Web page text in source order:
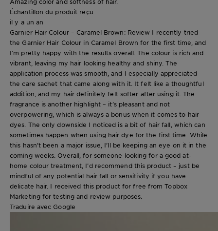
Échantillon du produit reçu
il y a un an
Garnier Hair Colour – Caramel Brown: Review I recently tried
the Garnier Hair Colour in Caramel Brown for the first time, and
I’m pretty happy with the results overall. The colour is rich and
vibrant, leaving my hair looking healthy and shiny. The
application process was smooth, and I especially appreciated
the care sachet that came along with it. It felt like a thoughtful
addition, and my hair definitely felt softer after using it. The
fragrance is another highlight – it’s pleasant and not
overpowering, which is always a bonus when it comes to hair
dyes. The only downside I noticed is a bit of hair fall, which can
sometimes happen when using hair dye for the first time. While
this hasn’t been a major issue, I’ll be keeping an eye on it in the
coming weeks. Overall, for someone looking for a good at-
home colour treatment, I’d recommend this product – just be
mindful of any potential hair fall or sensitivity if you have
delicate hair. I received this product for free from Topbox
Marketing for testing and review purposes.
Traduire avec Google